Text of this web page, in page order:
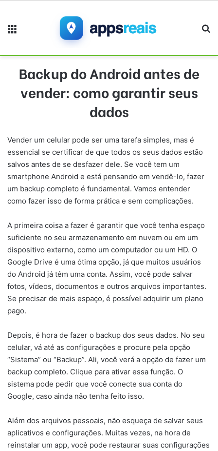
Backup do Android antes de
vender: como garantir seus
dados
Vender um celular pode ser uma tarefa simples, mas é
essencial se certificar de que todos os seus dados estão
salvos antes de se desfazer dele. Se você tem um
smartphone Android e está pensando em vendê-lo, fazer
um backup completo é fundamental. Vamos entender
como fazer isso de forma prática e sem complicações.
A primeira coisa a fazer é garantir que você tenha espaço
suficiente no seu armazenamento em nuvem ou em um
dispositivo externo, como um computador ou um HD. O
Google Drive é uma ótima opção, já que muitos usuários
do Android já têm uma conta. Assim, você pode salvar
fotos, vídeos, documentos e outros arquivos importantes.
Se precisar de mais espaço, é possível adquirir um plano
pago.
Depois, é hora de fazer o backup dos seus dados. No seu
celular, vá até as configurações e procure pela opção
“Sistema” ou “Backup”. Ali, você verá a opção de fazer um
backup completo. Clique para ativar essa função. O
sistema pode pedir que você conecte sua conta do
Google, caso ainda não tenha feito isso.
Além dos arquivos pessoais, não esqueça de salvar seus
aplicativos e configurações. Muitas vezes, na hora de
reinstalar um app, você pode restaurar suas configurações